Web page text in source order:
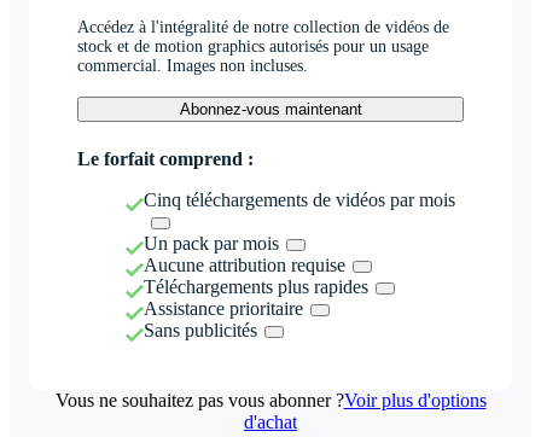
Accédez à l'intégralité de notre collection de vidéos de
stock et de motion graphics autorisés pour un usage
commercial. Images non incluses.
Abonnez-vous maintenant
Le forfait comprend :
Cinq téléchargements de vidéos par mois
Un pack par mois
Aucune attribution requise
Téléchargements plus rapides
Assistance prioritaire
Sans publicités
Vous ne souhaitez pas vous abonner ?Voir plus d'options
d'achat